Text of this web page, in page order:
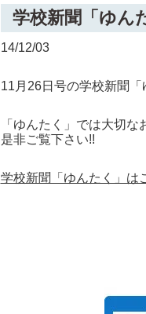
学校新聞「ゆん
14/12/03
11月26日号の学校新聞「
「ゆんたく」では大切な
是非ご覧下さい!!
学校新聞「ゆんたく」は